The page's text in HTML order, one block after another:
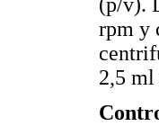
rpm y
2,5 ml